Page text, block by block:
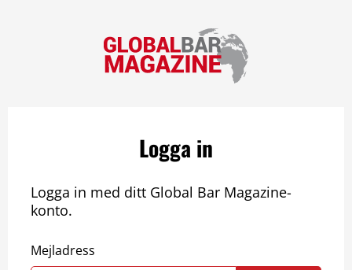
Logga in
Logga in med ditt Global Bar Magazine-
konto.
Mejladress